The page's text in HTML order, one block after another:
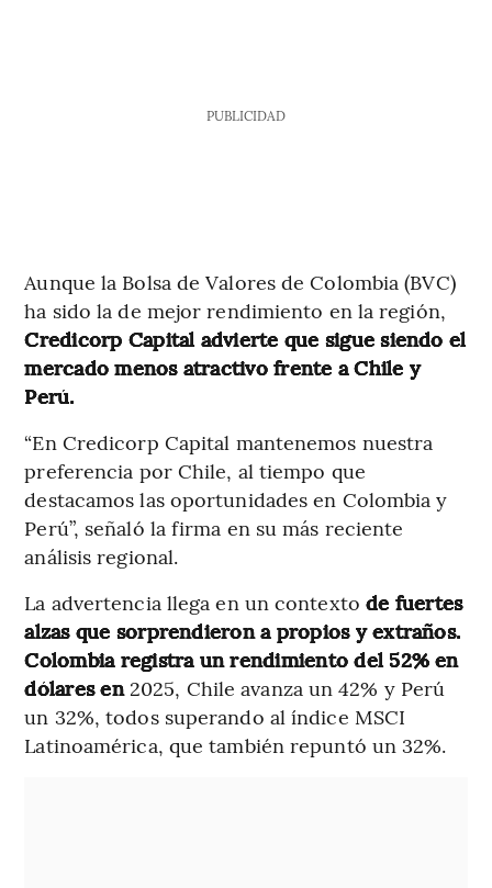
PUBLICIDAD
Aunque la Bolsa de Valores de Colombia (BVC)
ha sido la de mejor rendimiento en la región,
Credicorp Capital advierte que sigue siendo el
mercado menos atractivo frente a Chile y
Perú.
“En Credicorp Capital mantenemos nuestra
preferencia por Chile, al tiempo que
destacamos las oportunidades en Colombia y
Perú”, señaló la firma en su más reciente
análisis regional.
La advertencia llega en un contexto de fuertes
alzas que sorprendieron a propios y extraños.
Colombia registra un rendimiento del 52% en
dólares en 2025, Chile avanza un 42% y Perú
un 32%, todos superando al índice MSCI
Latinoamérica, que también repuntó un 32%.